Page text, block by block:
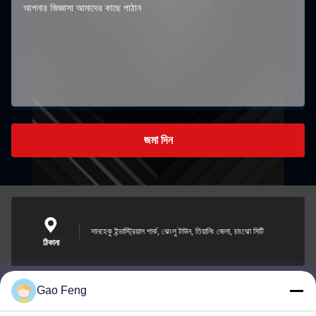
জমা দিন
ঠিকানা
সানহেকু ইন্ডাস্ট্রিয়াল পার্ক, ঝেংলু টাউন, তিয়ানিং জেলা, চাংঝো সিটি
suli@sulidry.com
Gao Feng